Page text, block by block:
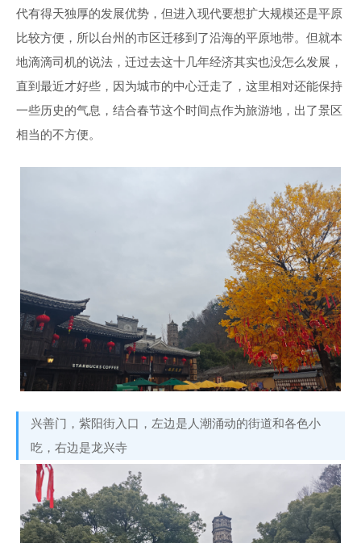
代有得天独厚的发展优势，但进入现代要想扩大规模还是平原
比较方便，所以台州的市区迁移到了沿海的平原地带。但就本
地滴滴司机的说法，迁过去这十几年经济其实也没怎么发展，
直到最近才好些，因为城市的中心迁走了，这里相对还能保持
一些历史的气息，结合春节这个时间点作为旅游地，出了景区
相当的不方便。
兴善门，紫阳街入口，左边是人潮涌动的街道和各色小
吃，右边是龙兴寺